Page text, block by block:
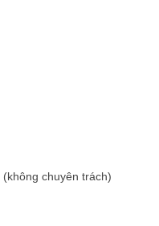
(không chuyên trách)